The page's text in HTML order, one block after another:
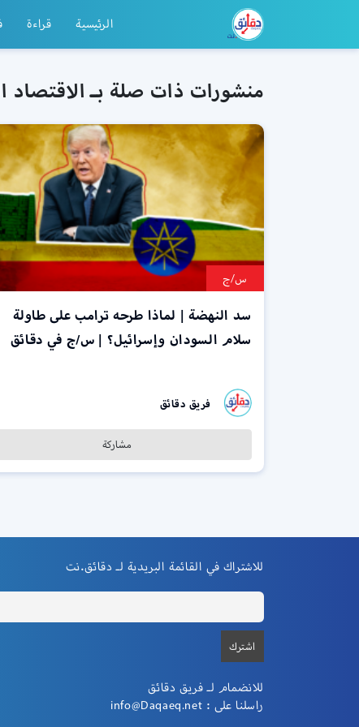
الرئيسية قراءة
منشورات ذات صلة بـ الاقتصاد
س/ج
سد النهضة | لماذا طرحه ترامب على طاولة
سلام السودان وإسرائيل؟ | س/ج في دقائق
فريق دقائق
مشاركة
للاشتراك في القائمة البريدية لـ دقائق.نت
للانضمام لـ فريق دقائق
راسلنا على : info@Daqaeq.net